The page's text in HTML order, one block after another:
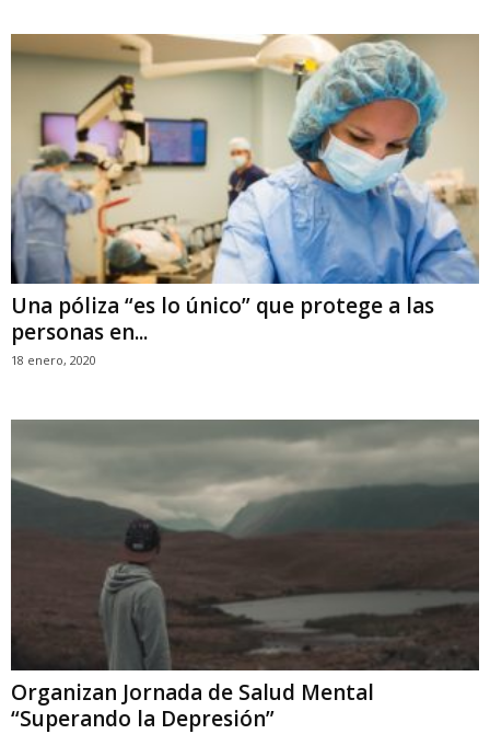
Una póliza “es lo único” que protege a las
personas en...
18 enero, 2020
Organizan Jornada de Salud Mental
“Superando la Depresión”